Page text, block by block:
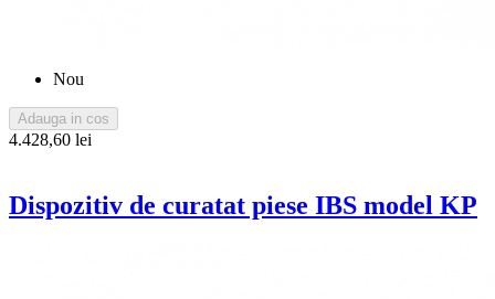
Nou
Adauga in cos
4.428,60 lei
Dispozitiv de curatat piese IBS model KP